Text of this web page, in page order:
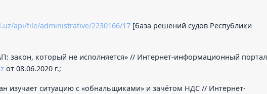
api/file/administrative/2230166/17 [база решений судов Республики
закон, который не исполняется» // Интернет-информационный портал
от 08.06.2020 г.;
изучает ситуацию с «обнальщиками» и зачётом НДС // Интернет-